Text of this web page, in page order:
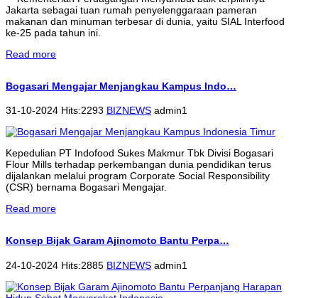
Jakarta sebagai tuan rumah penyelenggaraan pameran
makanan dan minuman terbesar di dunia, yaitu SIAL Interfood
ke-25 pada tahun ini.
Read more
Bogasari Mengajar Menjangkau Kampus Indo…
31-10-2024 Hits:2293 BIZNEWS admin1
Kepedulian PT Indofood Sukes Makmur Tbk Divisi Bogasari
Flour Mills terhadap perkembangan dunia pendidikan terus
dijalankan melalui program Corporate Social Responsibility
(CSR) bernama Bogasari Mengajar.
Read more
Konsep Bijak Garam Ajinomoto Bantu Perpa…
24-10-2024 Hits:2885 BIZNEWS admin1